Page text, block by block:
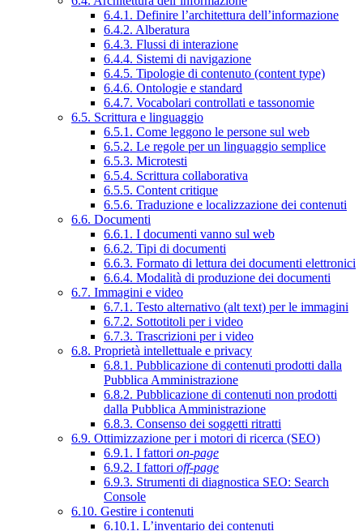
6.4.1. Definire l’architettura dell’informazione
6.4.2. Alberatura
6.4.3. Flussi di interazione
6.4.4. Sistemi di navigazione
6.4.5. Tipologie di contenuto (content type)
6.4.6. Ontologie e standard
6.4.7. Vocabolari controllati e tassonomie
6.5. Scrittura e linguaggio
6.5.1. Come leggono le persone sul web
6.5.2. Le regole per un linguaggio semplice
6.5.3. Microtesti
6.5.4. Scrittura collaborativa
6.5.5. Content critique
6.5.6. Traduzione e localizzazione dei contenuti
6.6. Documenti
6.6.1. I documenti vanno sul web
6.6.2. Tipi di documenti
6.6.3. Formato di lettura dei documenti elettronici
6.6.4. Modalità di produzione dei documenti
6.7. Immagini e video
6.7.1. Testo alternativo (alt text) per le immagini
6.7.2. Sottotitoli per i video
6.7.3. Trascrizioni per i video
6.8. Proprietà intellettuale e privacy
6.8.1. Pubblicazione di contenuti prodotti dalla
Pubblica Amministrazione
6.8.2. Pubblicazione di contenuti non prodotti
dalla Pubblica Amministrazione
6.8.3. Consenso dei soggetti ritratti
6.9. Ottimizzazione per i motori di ricerca (SEO)
6.9.1. I fattori on-page
6.9.2. I fattori off-page
6.9.3. Strumenti di diagnostica SEO: Search
Console
6.10. Gestire i contenuti
6.10.1. L’inventario dei contenuti